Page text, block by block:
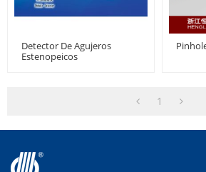
Detector De Agujeros
Estenopeicos
1